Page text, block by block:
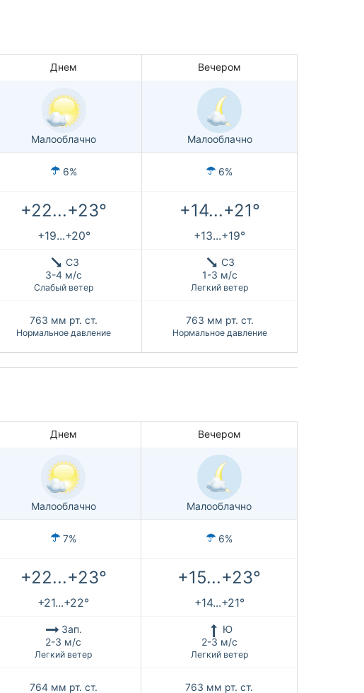
Днем Вечером
Малооблачно Малооблачно
6% 6%
+22...+23° +14...+21°
+19...+20° +13...+19°
СЗ
3-4 м/с
Слабый ветер
СЗ
1-3 м/с
Легкий ветер
763 мм рт. ст.
Нормальное давление
763 мм рт. ст.
Нормальное давление
Днем Вечером
Малооблачно Малооблачно
7% 6%
+22...+23° +15...+23°
+21...+22° +14...+21°
Зап.
2-3 м/с
Легкий ветер
Ю
2-3 м/с
Легкий ветер
764 мм рт. ст. 763 мм рт. ст.